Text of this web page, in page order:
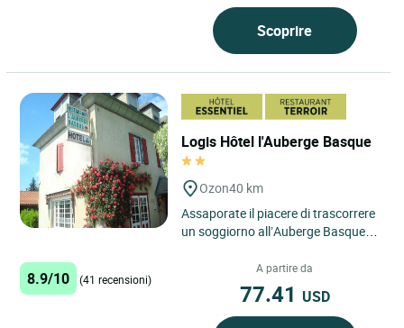
Scoprire
Logis Hôtel l'Auberge Basque
Ozon40 km
Assaporate il piacere di trascorrere
un soggiorno all’Auberge Basque
vostra completa...
8.9/10 (41 recensioni)
A partire da
77.41 USD